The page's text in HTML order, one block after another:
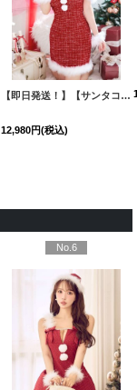
[SS129YNdzwz-24MY-1]
[SS3106SBdzj-24MY]
【即日発送！】【サンタコス 4点セット】【XS-Mサイズ/1カラー】ツイードキャミドレスサンタ[HC03]三上悠亜着用
12,980円(税込)
No.6